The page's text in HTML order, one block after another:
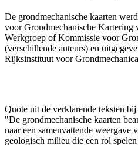
De grondmechanische kaarten
voor Grondmechanische Kartering
Werkgroep of Kommissie voor
(verschillende auteurs) en
Rijksinstituut voor
Quote uit de verklarende teksten
"De grondmechanische kaarten
naar een samenvattende weergave
geologisch milieu die een rol